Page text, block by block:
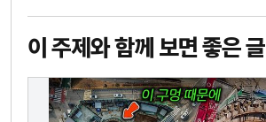
이 주제와 함께 보면 좋은 글